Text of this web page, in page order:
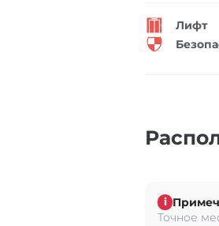
Лифт
i
Точное